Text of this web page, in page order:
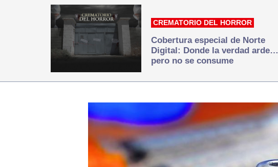
Juárez
hacemos periodismo
CREMATORIO DEL HORROR
Cobertura especial de Norte
Digital: Donde la verdad arde…
pero no se consume